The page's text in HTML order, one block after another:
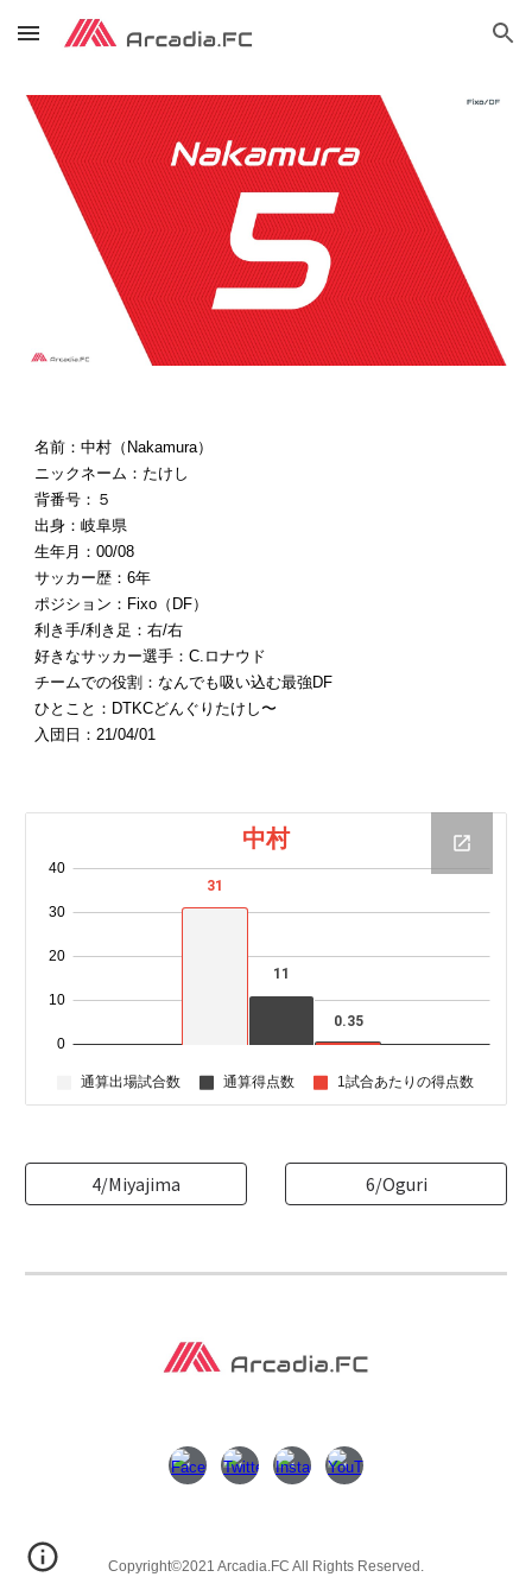
Skip to main content Skip to navigation
名前：中村（Nakamura）
ニックネーム：たけし
背番号：５
出身：岐阜県
生年月：00/08
サッカー歴：6年
ポジション：Fixo（DF）
利き手/利き足：右/右
好きなサッカー選手：C.ロナウド
チームでの役割：なんでも吸い込む最強DF
ひとこと：DTKCどんぐりたけし〜
入団日：21/04/01
4/Miyajima 6/Oguri
Copyright©️2021 Arcadia.FC All Rights Reserved.